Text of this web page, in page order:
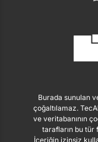
Burada sunulan
çoğaltılamaz.
ve veritabanının
tarafların bu tür
İçeriğin izinsiz